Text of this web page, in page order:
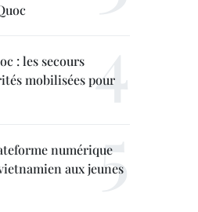
: les secours
mobilisées pour
numérique
aux jeunes